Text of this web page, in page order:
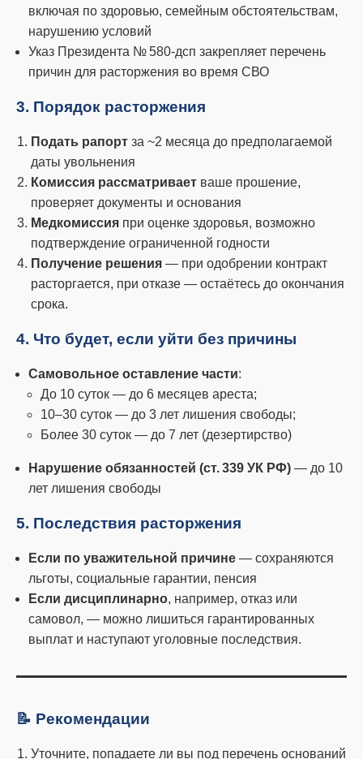
включая по здоровью, семейным обстоятельствам,
нарушению условий
Указ Президента № 580‑дсп закрепляет перечень
причин для расторжения во время СВО
3. Порядок расторжения
Подать рапорт за ~2 месяца до предполагаемой
даты увольнения
Комиссия рассматривает ваше прошение,
проверяет документы и основания
Медкомиссия при оценке здоровья, возможно
подтверждение ограниченной годности
Получение решения — при одобрении контракт
расторгается, при отказе — остаётесь до окончания
срока.
4. Что будет, если уйти без причины
Самовольное оставление части:
До 10 суток — до 6 месяцев ареста;
10–30 суток — до 3 лет лишения свободы;
Более 30 суток — до 7 лет (дезертирство)
Нарушение обязанностей (ст. 339 УК РФ) — до 10
лет лишения свободы
5. Последствия расторжения
Если по уважительной причине — сохраняются
льготы, социальные гарантии, пенсия
Если дисциплинарно, например, отказ или
самовол, — можно лишиться гарантированных
выплат и наступают уголовные последствия.
📝 Рекомендации
Уточните, попадаете ли вы под перечень оснований